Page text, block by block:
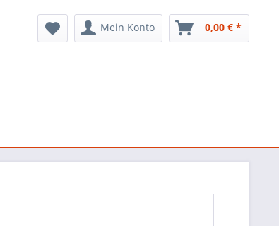
Mein Konto 0,00 € *